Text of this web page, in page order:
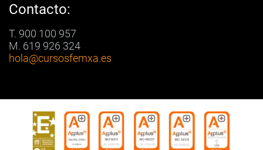
Contacto:
T. 900 100 957
M. 619 926 324
hola@cursosfemxa.es